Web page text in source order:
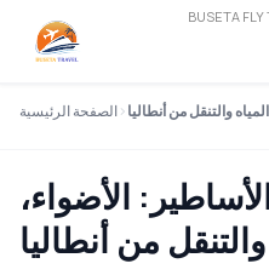
BUSETA
الصفحة الرئيسية والتنقل من أنطاليا
الأضواء،
من أنطاليا